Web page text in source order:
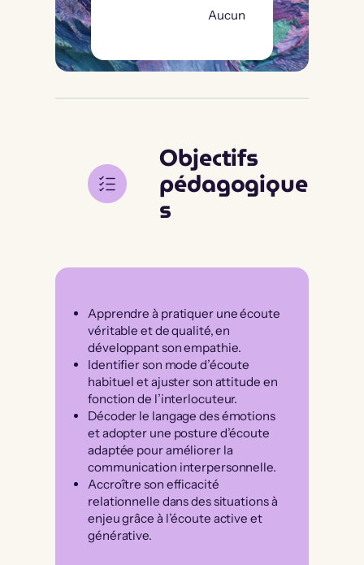
Aucun
Objectifs
pédagogique
s
Apprendre à pratiquer une écoute
véritable et de qualité, en
développant son empathie.
Identifier son mode d’écoute
habituel et ajuster son attitude en
fonction de l’interlocuteur.
Décoder le langage des émotions
et adopter une posture d’écoute
adaptée pour améliorer la
communication interpersonnelle.
Accroître son efficacité
relationnelle dans des situations à
enjeu grâce à l’écoute active et
générative.